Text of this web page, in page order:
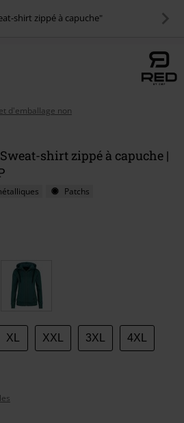
shirt zippé à capuche"
d'emballage non
shirt zippé à capuche |
Patchs
XL XXL 3XL 4XL